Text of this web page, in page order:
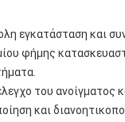
εγκατάσταση και
φήμης
του ανοίγματος
και